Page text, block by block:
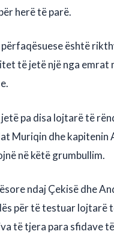
herë të parë.
është
të jetë një nga emrat
pa disa lojtarë të
Muriqin dhe kapitenin
në këtë grumbullim.
ndaj Çekisë dhe
për të testuar lojtarë
të tjera para sfidave